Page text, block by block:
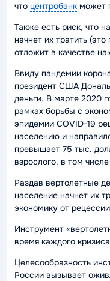
что центробанк может
Также есть риск, что
начнет их тратить
отложит в качестве
Ввиду пандемии
президент США
деньги. В марте 2020
рамках борьбы с
эпидемии COVID-19
населению и
превышает 75 тыс.
взрослого, в том
Раздав вертолетные
население начнет их
экономику от
Инструмент
время каждого
Целесообразность
России вызывает